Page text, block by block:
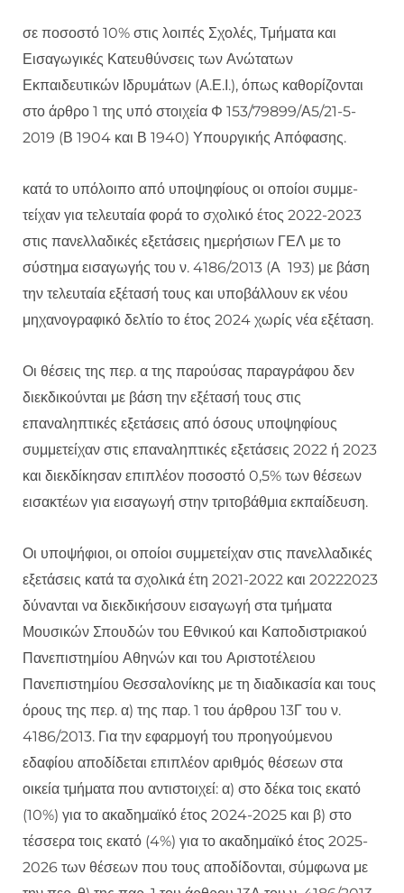
σε ποσοστό 10% στις λοιπές Σχολές, Τμήματα και
Εισαγωγικές Κατευθύνσεις των Ανώτατων
Εκπαιδευτικών Ιδρυμάτων (Α.Ε.Ι.), όπως καθορίζονται
στο άρθρο 1 της υπό στοιχεία Φ 153/79899/Α5/21-5-
2019 (Β 1904 και Β 1940) Υπουργικής Απόφασης.
κατά το υπόλοιπο από υποψηφίους οι οποίοι συμμε-
τείχαν για τελευταία φορά το σχολικό έτος 2022-2023
στις πανελλαδικές εξετάσεις ημερήσιων ΓΕΛ με το
σύστημα εισαγωγής του ν. 4186/2013 (Α 193) με βάση
την τελευταία εξέτασή τους και υποβάλλουν εκ νέου
μηχανογραφικό δελτίο το έτος 2024 χωρίς νέα εξέταση.
Οι θέσεις της περ. α της παρούσας παραγράφου δεν
διεκδικούνται με βάση την εξέτασή τους στις
επαναληπτικές εξετάσεις από όσους υποψηφίους
συμμετείχαν στις επαναληπτικές εξετάσεις 2022 ή 2023
και διεκδίκησαν επιπλέον ποσοστό 0,5% των θέσεων
εισακτέων για εισαγωγή στην τριτοβάθμια εκπαίδευση.
Οι υποψήφιοι, οι οποίοι συμμετείχαν στις πανελλαδικές
εξετάσεις κατά τα σχολικά έτη 2021-2022 και 20222023
δύνανται να διεκδικήσουν εισαγωγή στα τμήματα
Μουσικών Σπουδών του Εθνικού και Καποδιστριακού
Πανεπιστημίου Αθηνών και του Αριστοτέλειου
Πανεπιστημίου Θεσσαλονίκης με τη διαδικασία και τους
όρους της περ. α) της παρ. 1 του άρθρου 13Γ του ν.
4186/2013. Για την εφαρμογή του προηγούμενου
εδαφίου αποδίδεται επιπλέον αριθμός θέσεων στα
οικεία τμήματα που αντιστοιχεί: α) στο δέκα τοις εκατό
(10%) για το ακαδημαϊκό έτος 2024-2025 και β) στο
τέσσερα τοις εκατό (4%) για το ακαδημαϊκό έτος 2025-
2026 των θέσεων που τους αποδίδονται, σύμφωνα με